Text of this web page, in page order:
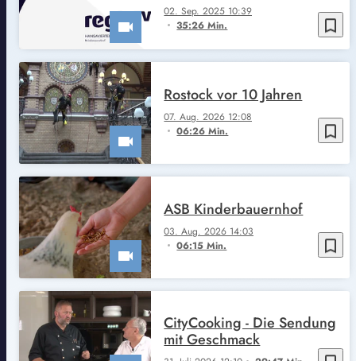
bookmark_border
02. Sep. 2025 10:39
35:26 Min.
bookmark_border
07. Aug. 2026 12:08
06:26 Min.
Rostock vor 10 Jahren
bookmark_border
03. Aug. 2026 14:03
06:15 Min.
ASB Kinderbauernhof
CityCooking - Die Sendung
mit Geschmack